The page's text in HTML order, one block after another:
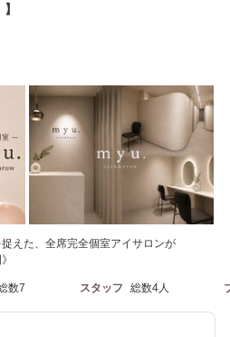
えた、全席完全個室アイサロンが
数7 スタッフ 総数4人